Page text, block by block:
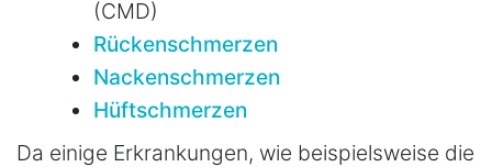
(CMD)
Rückenschmerzen
Nackenschmerzen
Hüftschmerzen
Da einige Erkrankungen, wie beispielsweise die